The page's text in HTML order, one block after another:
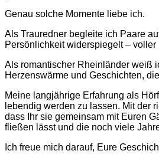
Genau solche Momente liebe ich.
Als Trauredner begleite ich Paare
Persönlichkeit widerspiegelt –
Als romantischer Rheinländer weiß
Herzenswärme und Geschichten,
Meine langjährige Erfahrung als
lebendig werden zu lassen. Mit der
dass Ihr sie gemeinsam mit Euren
fließen lässt und die noch viele
Ich freue mich darauf, Eure